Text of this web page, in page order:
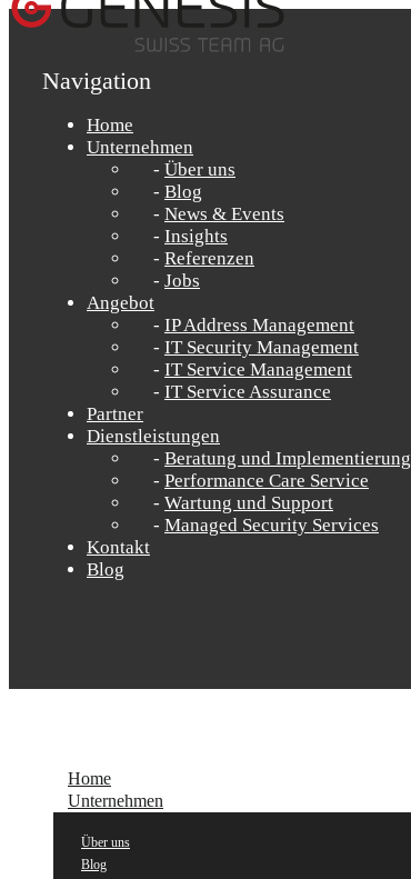
Navigation
Home
Unternehmen
Über uns
Blog
News & Events
Insights
Referenzen
Jobs
Angebot
IP Address Management
IT Security Management
IT Service Management
IT Service Assurance
Partner
Dienstleistungen
Beratung und Implementierung
Performance Care Service
Wartung und Support
Managed Security Services
Kontakt
Blog
Home
Unternehmen
Über uns
Blog